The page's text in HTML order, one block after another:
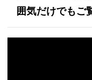
囲気だけでもご